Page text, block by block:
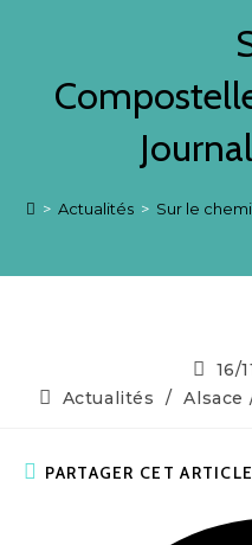
> Actualités > Sur le
16/
Actualités
/ Alsace
PARTAGER CET ARTICLE